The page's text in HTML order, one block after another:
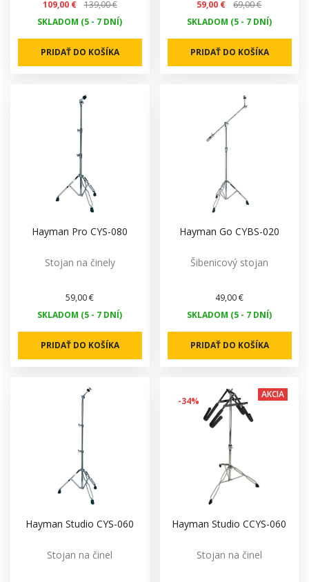
109,00 €
139,00 €
SKLADOM (5 - 7 DNÍ)
PRIDAŤ DO KOŠÍKA
59,00 €
69,00 €
SKLADOM (5 - 7 DNÍ)
PRIDAŤ DO KOŠÍKA
Hayman Pro CYS-080
Stojan na činely
59,00 €
SKLADOM (5 - 7 DNÍ)
PRIDAŤ DO KOŠÍKA
Hayman Go CYBS-020
Šibenicový stojan
49,00 €
SKLADOM (5 - 7 DNÍ)
PRIDAŤ DO KOŠÍKA
Hayman Studio CYS-060
Stojan na činel
-34%
AKCIA
Hayman Studio CCYS-060
Stojan na činel